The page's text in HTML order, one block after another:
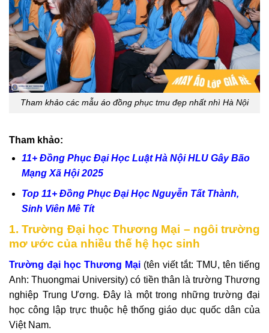
Tham khảo các mẫu áo đồng phục tmu đẹp nhất nhì Hà Nội
Tham khảo:
11+ Đồng Phục Đại Học Luật Hà Nội HLU Gây Bão
Mạng Xã Hội 2025
Top 11+ Đồng Phục Đại Học Nguyễn Tất Thành,
Sinh Viên Mê Tít
1. Trường Đại học Thương Mại – ngôi trường
mơ ước của nhiều thế hệ học sinh
Trường đại học Thương Mại (tên viết tắt: TMU, tên tiếng
Anh: Thuongmai University) có tiền thân là trường Thương
nghiệp Trung Ương. Đây là một trong những trường đại
học công lập trực thuộc hệ thống giáo dục quốc dân của
Việt Nam.